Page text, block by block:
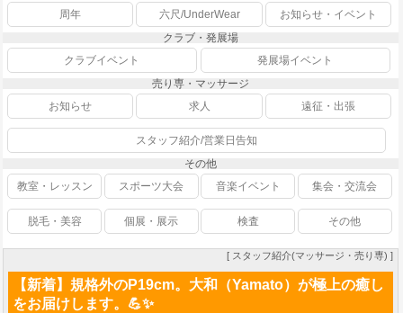
周年
六尺/UnderWear
お知らせ・イベント
クラブ・発展場
クラブイベント
発展場イベント
売り専・マッサージ
お知らせ
求人 遠征・出張
スタッフ紹介/営業日告知
その他
教室・レッスン
スポーツ大会 音楽イベント 集会・交流会
脱毛・美容 個展・展示 検査 その他
[ スタッフ紹介(マッサージ・売り専) ]
【新着】規格外のP19cm。大和（Yamato）が極上の癒し
をお届けします。💪✨